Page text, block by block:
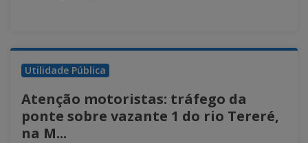
Utilidade Pública
Atenção motoristas: tráfego da
ponte sobre vazante 1 do rio Tereré,
na M...